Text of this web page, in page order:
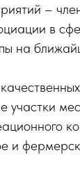
–
в
на
участки
и